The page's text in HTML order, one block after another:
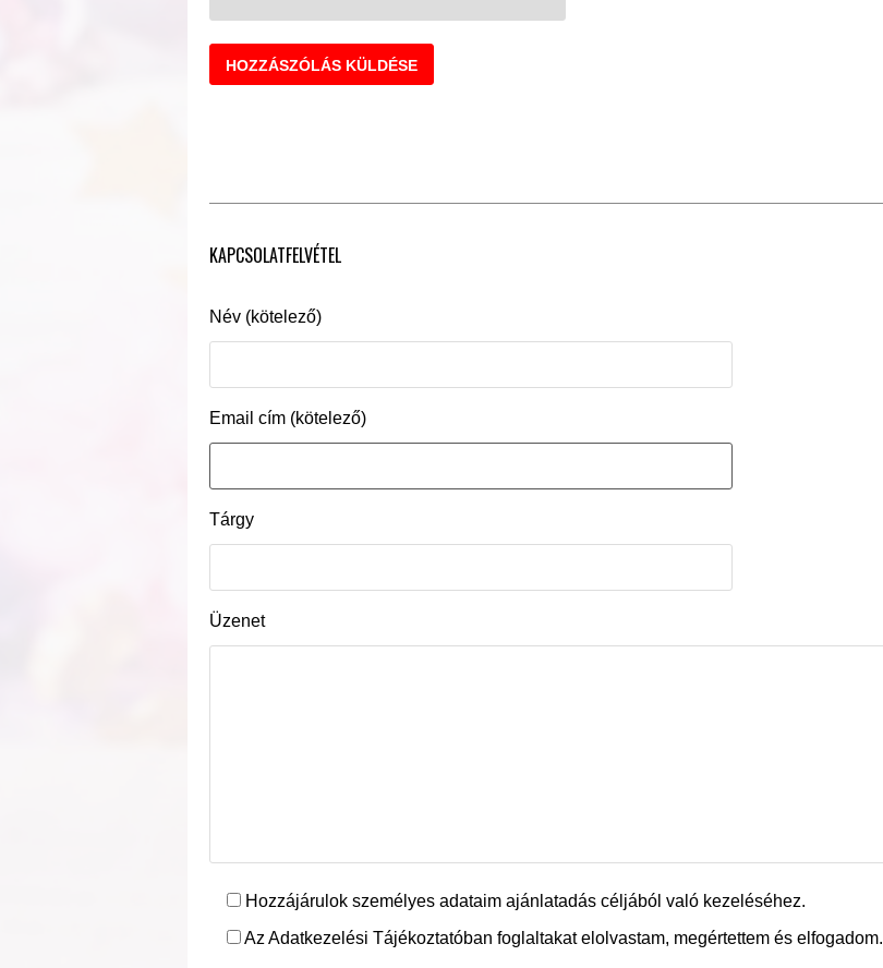
KAPCSOLATFELVÉTEL
Név (kötelező)
Email cím (kötelező)
Tárgy
Üzenet
Hozzájárulok személyes adataim ajánlatadás céljából való kezeléséhez.
Az Adatkezelési Tájékoztatóban foglaltakat elolvastam, megértettem és elfogadom.